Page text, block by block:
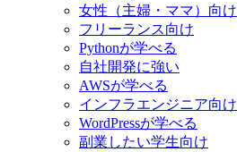
女性（主婦・ママ）向け
フリーランス向け
Pythonが学べる
自社開発に強い
AWSが学べる
インフラエンジニア向け
WordPressが学べる
副業したい学生向け